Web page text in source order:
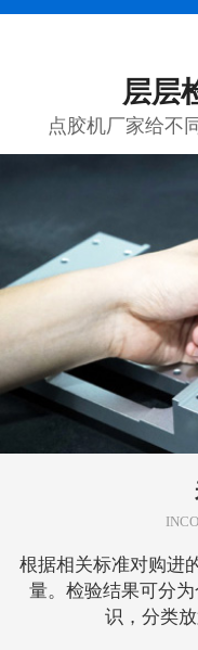
不良、提高效率、胶量
层层
点胶机厂家给不
根据相关标准对购进
量。检验结果可分
识，分类